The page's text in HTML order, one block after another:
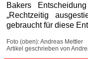
Bakers
„Rechtzeitig
gebraucht für diese
Foto (oben): Andreas Mettler
Artikel geschrieben von